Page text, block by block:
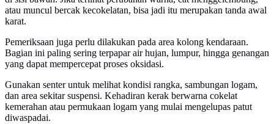
atau muncul bercak kecokelatan, bisa jadi itu merupakan tanda awal
karat.
Pemeriksaan juga perlu dilakukan pada area kolong kendaraan.
Bagian ini paling sering terpapar air hujan, lumpur, hingga genangan
yang dapat mempercepat proses oksidasi.
Gunakan senter untuk melihat kondisi rangka, sambungan logam,
dan area sekitar suspensi. Kehadiran kerak berwarna cokelat
kemerahan atau permukaan logam yang mulai mengelupas patut
diwaspadai.